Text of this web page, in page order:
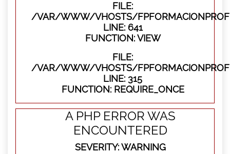
FILE:
/VAR/WWW/VHOSTS/
LINE: 641
FUNCTION: VIEW
FILE:
/VAR/WWW/VHOSTS/
LINE: 315
FUNCTION: REQUIRE_ONCE
A PHP ERROR WAS
ENCOUNTERED
SEVERITY: WARNING